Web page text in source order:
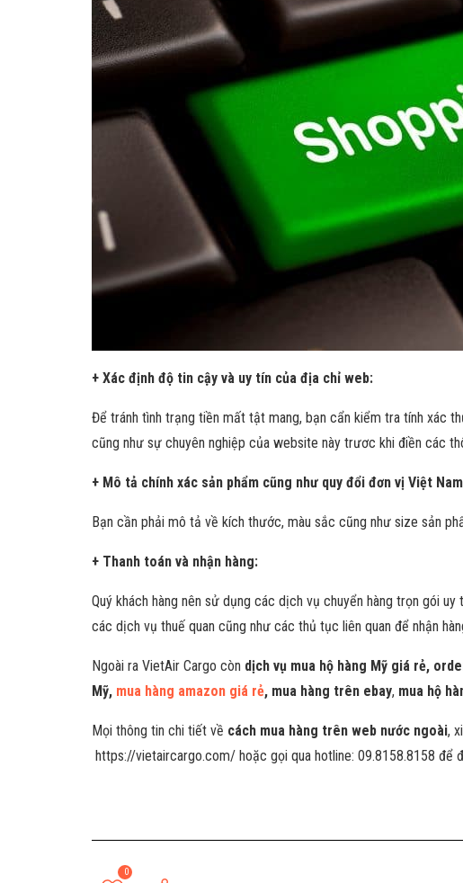
+ Xác định độ tin cậy và uy tín của địa chỉ web:
Để tránh tình trạng tiền mất tật mang, bạn cẩn kiểm tra tính xác
cũng như sự chuyên nghiệp của website này trươc khi điền các
+ Mô tả chính xác sản phẩm cũng như quy đổi đơn vị Việt
Bạn cần phải mô tả về kích thước, màu sắc cũng như size sản
+ Thanh toán và nhận hàng:
Quý khách hàng nên sử dụng các dịch vụ chuyển hàng trọn gói
các dịch vụ thuế quan cũng như các thủ tục liên quan để nhận
Ngoài ra VietAir Cargo còn dịch vụ mua hộ hàng Mỹ giá rẻ,
Mỹ, mua hàng amazon giá rẻ, mua hàng trên ebay, mua hộ
Mọi thông tin chi tiết về cách mua hàng trên web nước ngoài,
https://vietaircargo.com/ hoặc gọi qua hotline: 09.8158.8158 để
0